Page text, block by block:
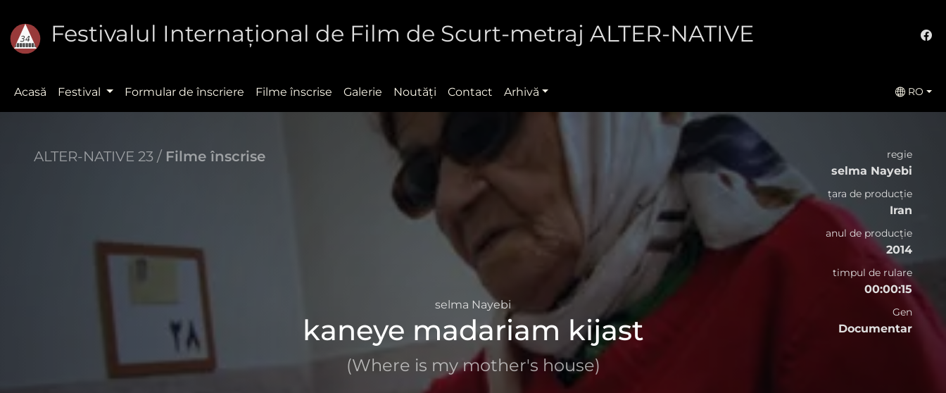
Festivalul Internaţional de Film de Scurt-metraj ALTER-NATIVE
Acasă Festival Formular de înscriere Filme înscrise Galerie Noutăţi Contact Arhivă RO
ALTER-NATIVE 23 / Filme înscrise
selma Nayebi
kaneye madariam kijast
(Where is my mother's house)
regie
selma Nayebi
țara de producție
Iran
anul de producție
2014
timpul de rulare
00:00:15
Gen
Documentar